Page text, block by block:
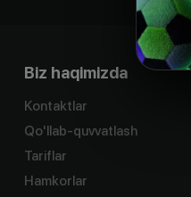
Biz haqimizda
Kontaktlar
Qo'llab-quvvatlash
Tariflar
Hamkorlar